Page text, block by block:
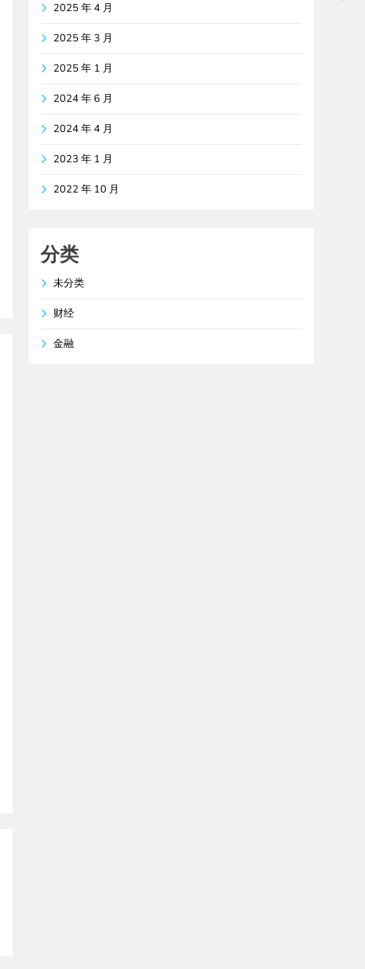
2025 年 4 月
2025 年 3 月
2025 年 1 月
2024 年 6 月
2024 年 4 月
2023 年 1 月
2022 年 10 月
分类
未分类
财经
金融